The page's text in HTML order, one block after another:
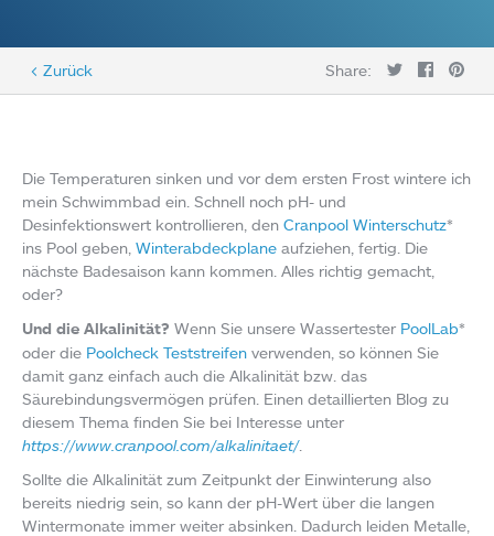
< Zurück Share:
Die Temperaturen sinken und vor dem ersten Frost wintere ich
mein Schwimmbad ein. Schnell noch pH- und
Desinfektionswert kontrollieren, den Cranpool Winterschutz*
ins Pool geben, Winterabdeckplane aufziehen, fertig. Die
nächste Badesaison kann kommen. Alles richtig gemacht,
oder?
Und die Alkalinität? Wenn Sie unsere Wassertester PoolLab*
oder die Poolcheck Teststreifen verwenden, so können Sie
damit ganz einfach auch die Alkalinität bzw. das
Säurebindungsvermögen prüfen. Einen detaillierten Blog zu
diesem Thema finden Sie bei Interesse unter
https://www.cranpool.com/alkalinitaet/.
Sollte die Alkalinität zum Zeitpunkt der Einwinterung also
bereits niedrig sein, so kann der pH-Wert über die langen
Wintermonate immer weiter absinken. Dadurch leiden Metalle,